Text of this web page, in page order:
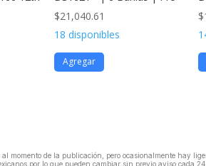
$21,040.61
18 disponibles
Agregar
$
momento de la publicación, pero ocasionalmente hay
por lo que pueden cambiar sin previo aviso cada 24